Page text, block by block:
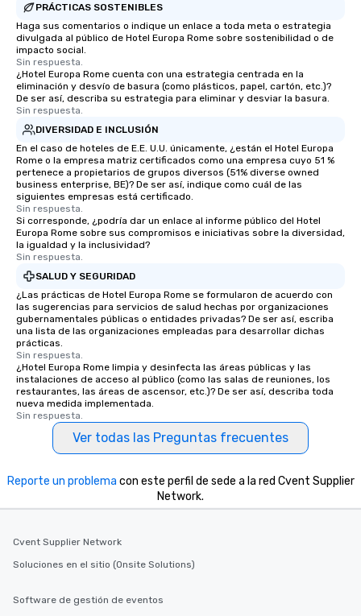
PRÁCTICAS SOSTENIBLES
Haga sus comentarios o indique un enlace a toda meta o estrategia
divulgada al público de Hotel Europa Rome sobre sostenibilidad o de
impacto social.
Sin respuesta.
¿Hotel Europa Rome cuenta con una estrategia centrada en la
eliminación y desvío de basura (como plásticos, papel, cartón, etc.)?
De ser así, describa su estrategia para eliminar y desviar la basura.
Sin respuesta.
DIVERSIDAD E INCLUSIÓN
En el caso de hoteles de E.E. U.U. únicamente, ¿están el Hotel Europa
Rome o la empresa matriz certificados como una empresa cuyo 51 %
pertenece a propietarios de grupos diversos (51% diverse owned
business enterprise, BE)? De ser así, indique como cuál de las
siguientes empresas está certificado.
Sin respuesta.
Si corresponde, ¿podría dar un enlace al informe público del Hotel
Europa Rome sobre sus compromisos e iniciativas sobre la diversidad,
la igualdad y la inclusividad?
Sin respuesta.
SALUD Y SEGURIDAD
¿Las prácticas de Hotel Europa Rome se formularon de acuerdo con
las sugerencias para servicios de salud hechas por organizaciones
gubernamentales públicas o entidades privadas? De ser así, escriba
una lista de las organizaciones empleadas para desarrollar dichas
prácticas.
Sin respuesta.
¿Hotel Europa Rome limpia y desinfecta las áreas públicas y las
instalaciones de acceso al público (como las salas de reuniones, los
restaurantes, las áreas de ascensor, etc.)? De ser así, describa toda
nueva medida implementada.
Sin respuesta.
Ver todas las Preguntas frecuentes
Reporte un problema con este perfil de sede a la red Cvent Supplier
Network.
Cvent Supplier Network
Soluciones en el sitio (Onsite Solutions)
Software de gestión de eventos